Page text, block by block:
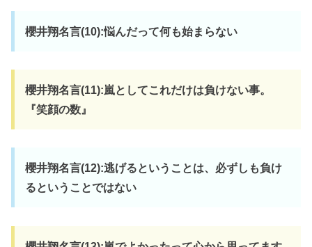
櫻井翔名言(10):悩んだって何も始まらない
櫻井翔名言(11):嵐としてこれだけは負けない事。
『笑顔の数』
櫻井翔名言(12):逃げるということは、必ずしも負け
るということではない